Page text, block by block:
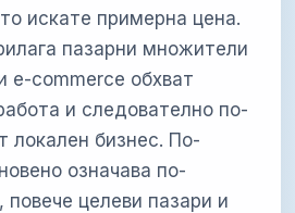
искате примерна цена.
пазарни множители
e-commerce обхват
и следователно по-
локален бизнес. По-
означава по-
целеви пазари и